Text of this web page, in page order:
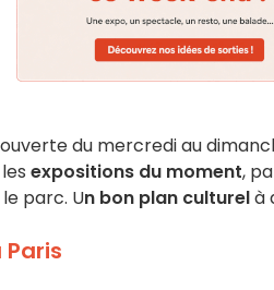
du mercredi au
expositions du moment,
parc. Un bon plan culturelà